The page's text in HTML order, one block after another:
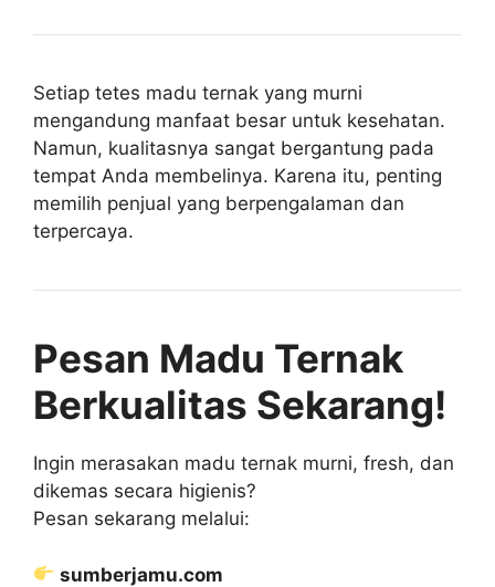
Setiap tetes madu ternak yang murni
mengandung manfaat besar untuk kesehatan.
Namun, kualitasnya sangat bergantung pada
tempat Anda membelinya. Karena itu, penting
memilih penjual yang berpengalaman dan
terpercaya.
Pesan Madu Ternak
Berkualitas Sekarang!
Ingin merasakan madu ternak murni, fresh, dan
dikemas secara higienis?
Pesan sekarang melalui:
sumberjamu.com